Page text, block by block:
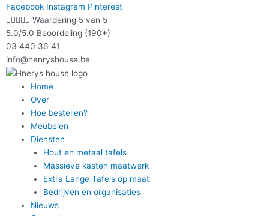
Ga
naar
de
inhoud
Facebook Instagram Pinterest
 Waardering 5 van 5
5.0/5.0 Beoordeling (190+)
03 440 36 41
info@henryshouse.be
Home
Over
Hoe bestellen?
Meubelen
Diensten
Hout en metaal tafels
Massieve kasten maatwerk
Extra Lange Tafels op maat
Bedrijven en organisaties
Nieuws